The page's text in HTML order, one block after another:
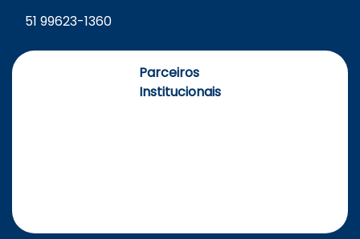
51 99623-1360
Parceiros
Institucionais